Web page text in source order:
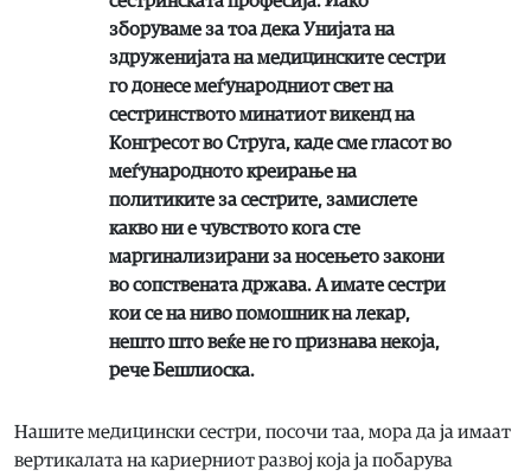
зборуваме за тоа дека Унијата на
здруженијата на медицинските сестри
го донесе меѓународниот свет на
сестринството минатиот викенд на
Конгресот во Струга, каде сме гласот во
меѓународното креирање на
политиките за сестрите, замислете
какво ни е чувството кога сте
маргинализирани за носењето закони
во сопствената држава. А имате сестри
кои се на ниво помошник на лекар,
нешто што веќе не го признава некоја,
рече Бешлиоска.
Нашите медицински сестри, посочи таа, мора да ја имаат
вертикалата на кариерниот развој која ја побарува